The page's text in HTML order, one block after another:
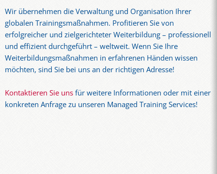
Wir übernehmen die Verwaltung und Organisation Ihrer
globalen Trainingsmaßnahmen. Profitieren Sie von
erfolgreicher und zielgerichteter Weiterbildung – professionell
und effizient durchgeführt – weltweit. Wenn Sie Ihre
Weiterbildungsmaßnahmen in erfahrenen Händen wissen
möchten, sind Sie bei uns an der richtigen Adresse!
Kontaktieren Sie unsfür weitere Informationen oder mit einer
konkreten Anfrage zu unseren Managed Training Services!